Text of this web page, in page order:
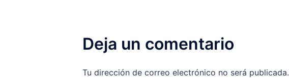
Deja un comentario
Tu dirección de correo electrónico no será publicada.